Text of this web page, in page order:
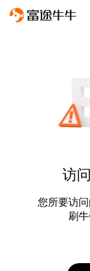
访
您所要访
刷